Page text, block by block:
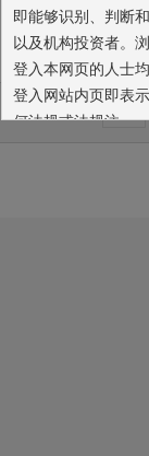
这一波汹涌的蓝筹
这也符合出奇不
首页
即能够识别、判断
以及机构投资者。
登入本网页的人士
登入网站内页即表
何法规或法规注。
判断仅代表我们的
议或实际的投资结